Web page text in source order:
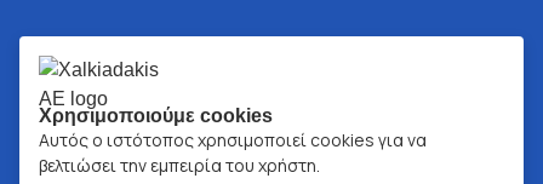
Χρησιμοποιούμε cookies
Αυτός ο ιστότοπος χρησιμοποιεί cookies για να
βελτιώσει την εμπειρία του χρήστη.